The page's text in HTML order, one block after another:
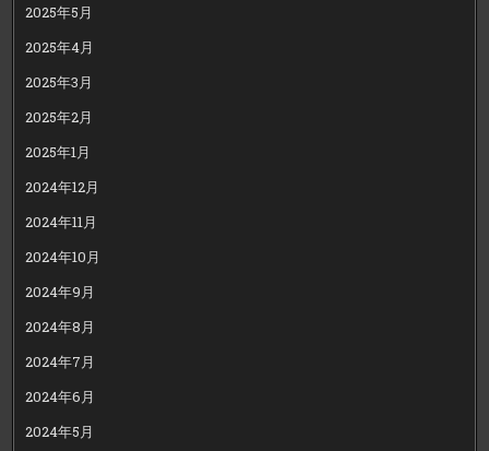
2025年5月
2025年4月
2025年3月
2025年2月
2025年1月
2024年12月
2024年11月
2024年10月
2024年9月
2024年8月
2024年7月
2024年6月
2024年5月